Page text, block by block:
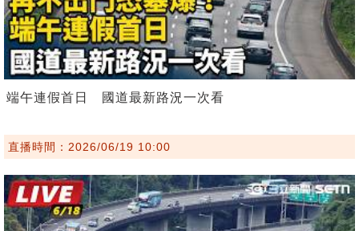
端午連假首日 國道最新路況一次看
直播時間：2026/06/19 10:00